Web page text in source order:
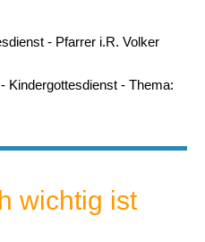
- Pfarrer i.R. Volker
Kindergottesdienst - Thema:
wichtig ist